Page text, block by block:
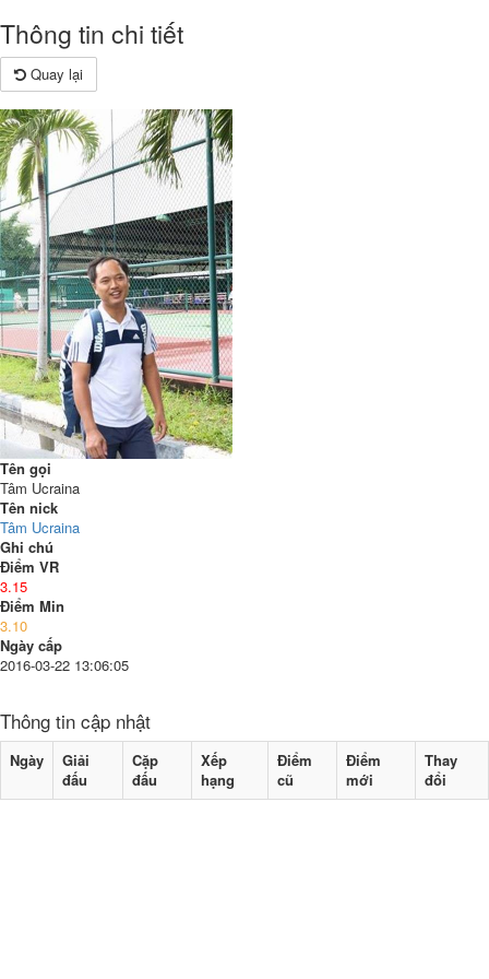
Thông tin chi tiết
Quay lại
Tên gọi
Tâm Ucraina
Tên nick
Tâm Ucraina
Ghi chú
Điểm VR
3.15
Điểm Min
3.10
Ngày cấp
2016-03-22 13:06:05
Thông tin cập nhật
Ngày
Giải
đấu
Cặp
đấu
Xếp
hạng
Điểm
cũ
Điểm
mới
Thay
đổi